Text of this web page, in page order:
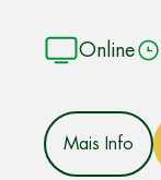
Online
Mais Info